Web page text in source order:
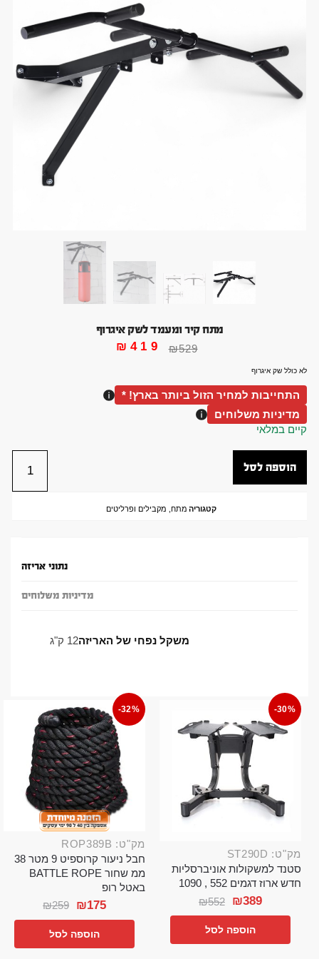
מתח קיר ומעמד לשק איגרוף
לא כולל שק איגרוף
₪529
₪ 419
התחייבות למחיר הזול ביותר בארץ! *
מדיניות משלוחים
קיים במלאי
הוספה לסל
קטגוריה מתח, מקבילים ופרליטים
נתוני אריזה
מדיניות משלוחים
משקל נפחי של האריזה12 ק"ג
-30%
מק"ט: ST290D
סטנד למשקולות אוניברסליות
חדש ארוז דגמים 552 , 1090
₪552 ₪389
הוספה לסל
-32%
מק"ט: ROP389B
חבל ניעור קרוספיט 9 מטר 38
ממ שחור BATTLE ROPE
באטל רופ
₪259 ₪175
הוספה לסל